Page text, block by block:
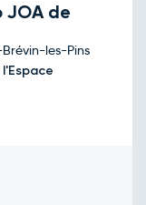
JOA de
les-Pins